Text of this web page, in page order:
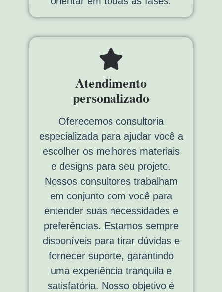
Atendimento
personalizado
Oferecemos consultoria
especializada para ajudar você a
escolher os melhores materiais
e designs para seu projeto.
Nossos consultores trabalham
em conjunto com você para
entender suas necessidades e
preferências. Estamos sempre
disponíveis para tirar dúvidas e
fornecer suporte, garantindo
uma experiência tranquila e
satisfatória. Nosso objetivo é